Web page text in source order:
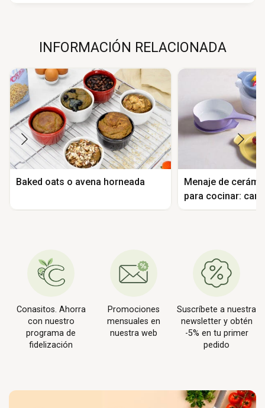
INFORMACIÓN RELACIONADA
Baked oats o avena horneada
Menaje de
para cocinar:
seguridad
Conasitos. Ahorra
con nuestro
programa de
fidelización
Promociones
mensuales en
nuestra web
Suscríbete a nuestra
newsletter y obtén
-5% en tu primer
pedido